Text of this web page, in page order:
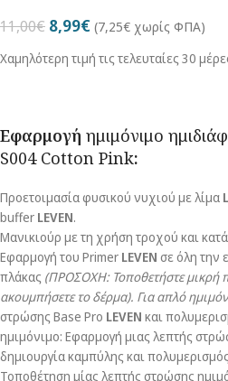
11,00€ 8,99€ (7,25€ χωρίς ΦΠΑ)
Χαμηλότερη τιμή τις τελευταίες 30
Εφαρμογή ημιμόνιμο
S004 Cotton Pink:
Προετοιμασία φυσικού νυχιού με λίμα
buffer LEVEN.
Μανικιούρ με τη χρήση τροχού και
Εφαρμογή του Primer LEVEN σε όλη την
πλάκας (ΠΡΟΣΟΧΗ: Τοποθετήστε μικρή
ακουμπήσετε το δέρμα). Για απλό
στρώσης Base Pro LEVEN και
ημιμόνιμο: Εφαρμογή μιας λεπτής
δημιουργία καμπύλης και
Τοποθέτηση μίας λεπτής στρώσης